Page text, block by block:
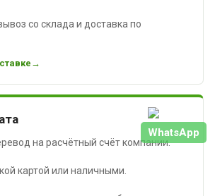
со склада и доставка по
на расчётный счёт компании.
картой или наличными.
WhatsApp